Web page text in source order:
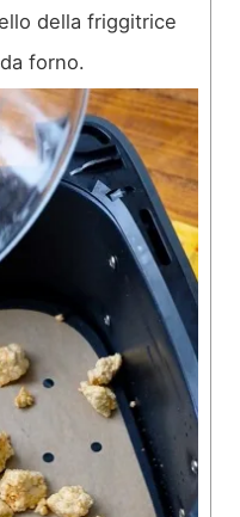
della friggitrice
forno.